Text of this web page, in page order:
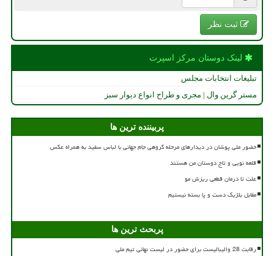
ثبت نظر
لینک دوستان مركز اسپرت
تبلیغات انتخابات مجلس
مستر گرین وال | مجری و طراح انواع دیوار سبز
پربیننده ترین ها
حضور ملی پوشان در دیدارهای مرحله گروهی جام جهانی با لباس سفید به همراه عکس
قلعه نویی و تاج دوستان من هستند
علت تا درمان قطعی ریزش مو
مقابل بلژیک دست و پا بسته نیستیم
پربحث ترین ها
رقابت 28 والیبالیست برای حضور در لیست نهائی تیم ملی